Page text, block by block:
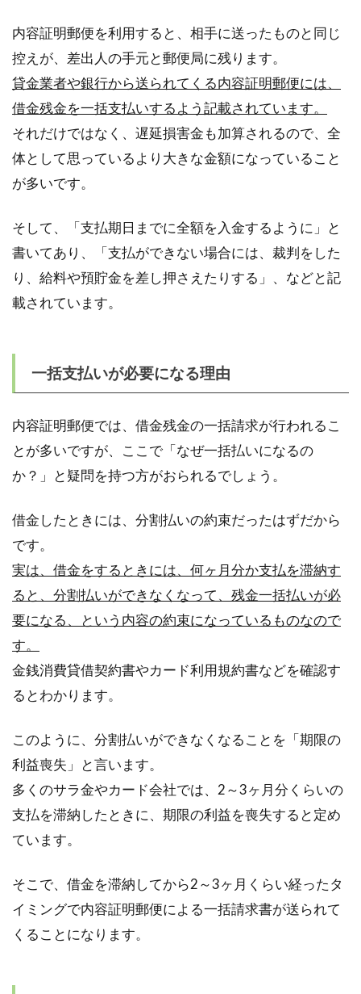
内容証明郵便を利用すると、相手に送ったものと同じ
控えが、差出人の手元と郵便局に残ります。
貸金業者や銀行から送られてくる内容証明郵便には、
借金残金を一括支払いするよう記載されています。
それだけではなく、遅延損害金も加算されるので、全
体として思っているより大きな金額になっていること
が多いです。
そして、「支払期日までに全額を入金するように」と
書いてあり、「支払ができない場合には、裁判をした
り、給料や預貯金を差し押さえたりする」、などと記
載されています。
一括支払いが必要になる理由
内容証明郵便では、借金残金の一括請求が行われるこ
とが多いですが、ここで「なぜ一括払いになるの
か？」と疑問を持つ方がおられるでしょう。
借金したときには、分割払いの約束だったはずだから
です。
実は、借金をするときには、何ヶ月分か支払を滞納す
ると、分割払いができなくなって、残金一括払いが必
要になる、という内容の約束になっているものなので
す。
金銭消費貸借契約書やカード利用規約書などを確認す
るとわかります。
このように、分割払いができなくなることを「期限の
利益喪失」と言います。
多くのサラ金やカード会社では、2～3ヶ月分くらいの
支払を滞納したときに、期限の利益を喪失すると定め
ています。
そこで、借金を滞納してから2～3ヶ月くらい経ったタ
イミングで内容証明郵便による一括請求書が送られて
くることになります。